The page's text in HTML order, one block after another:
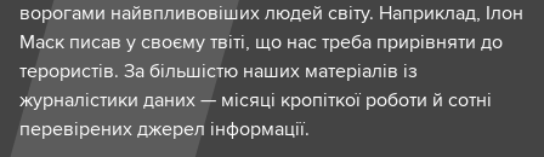
ворогами найвпливовіших людей світу. Наприклад, Ілон
Маск писав у своєму твіті, що нас треба прирівняти до
терористів. За більшістю наших матеріалів із
журналістики даних — місяці кропіткої роботи й сотні
перевірених джерел інформації.